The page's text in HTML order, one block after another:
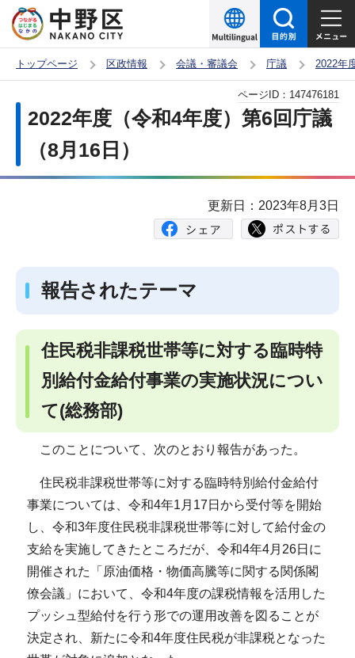
の
ー
トップページ 区政情報 会議・審議会 庁議 2022年
か
2022年度（令和4年度）第6回庁議
（8月16日）
ページID： 147476181
更新日：2023年8月3日
報告されたテーマ
住民税非課税世帯等に対する臨時特
別給付金給付事業の実施状況につい
て(総務部)
このことについて、次のとおり報告があった。
住民税非課税世帯等に対する臨時特別給付金給付
事業については、令和4年1月17日から受付等を開始
し、令和3年度住民税非課税世帯等に対して給付金の
支給を実施してきたところだが、令和4年4月26日に
開催された「原油価格・物価高騰等に関する関係閣
僚会議」において、令和4年度の課税情報を活用した
プッシュ型給付を行う形での運用改善を図ることが
決定され、新たに令和4年度住民税が非課税となった